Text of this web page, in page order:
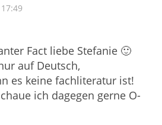
Fact liebe Stefanie 🙂
auf Deutsch,
es keine fachliteratur ist!
ich dagegen gerne O-